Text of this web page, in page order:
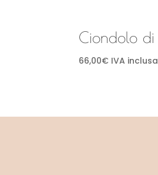
Ciondolo di
66,00€ IVA inclusa